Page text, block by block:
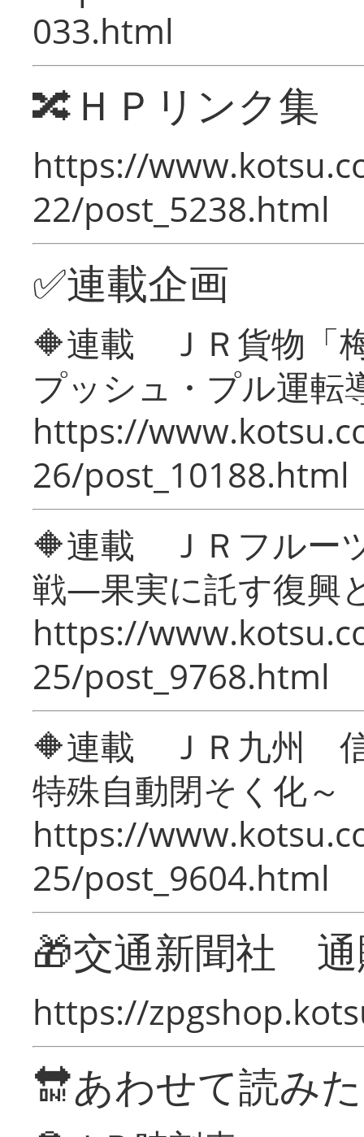
033.html
🔀ＨＰリンク集
https://
22/post_5238.html
✅連載企画
🔶連載 ＪＲ貨物「
プッシュ・プル運転
https://
26/post_10188.html
🔶連載 ＪＲフルー
戦―果実に託す復興
https://
25/post_9768.html
🔶連載 ＪＲ九州 信
特殊自動閉そく化～
https://
25/post_9604.html
🎁交通新聞社
https://
🔛あわせて読み